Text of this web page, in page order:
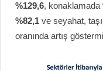
%129,6, konaklamada
%82,1 ve seyahat,
oranında artış